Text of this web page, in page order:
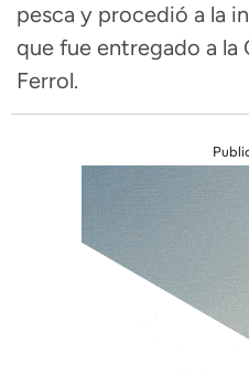
pesca y procedió a la
que fue entregado a la
Ferrol.